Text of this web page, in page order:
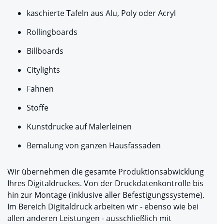
kaschierte Tafeln aus Alu, Poly oder Acryl
Rollingboards
Billboards
Citylights
Fahnen
Stoffe
Kunstdrucke auf Malerleinen
Bemalung von ganzen Hausfassaden
Wir übernehmen die gesamte Produktionsabwicklung
Ihres Digitaldruckes. Von der Druckdatenkontrolle bis
hin zur Montage (inklusive aller Befestigungssysteme).
Im Bereich Digitaldruck arbeiten wir - ebenso wie bei
allen anderen Leistungen - ausschließlich mit